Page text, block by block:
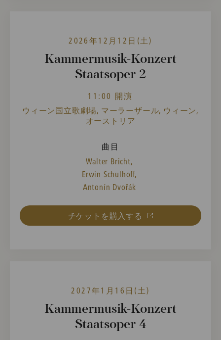
2026年12月12日(土)
Kammermusik-Konzert
Staatsoper 2
11:00 開演
ウィーン国立歌劇場, マーラーザール, ウィーン,
オーストリア
曲目
Walter Bricht,
Erwin Schulhoff,
Antonín Dvořák
チケットを購入する
2027年1月16日(土)
Kammermusik-Konzert
Staatsoper 4